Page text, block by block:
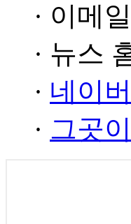
· 이메
· 뉴스
· 네이
· 그곳